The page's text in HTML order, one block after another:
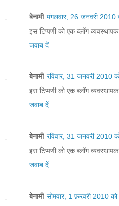
बेनामी मंगलवार, 26 जनवरी
इस टिप्पणी को एक ब्लॉग व्यवस्थापक
जवाब दें
बेनामी रविवार, 31 जनवरी
इस टिप्पणी को एक ब्लॉग व्यवस्थापक
जवाब दें
बेनामी रविवार, 31 जनवरी
इस टिप्पणी को एक ब्लॉग व्यवस्थापक
जवाब दें
बेनामी सोमवार, 1 फ़रवरी 2010